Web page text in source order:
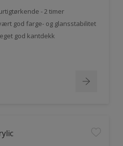
- 2 timer
god farge- og glansstabilitet
god kantdekk